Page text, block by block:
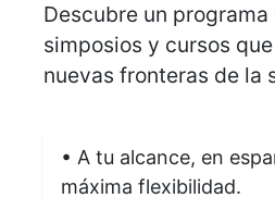
Descubre un programa
simposios y cursos
nuevas fronteras de la
• A tu alcance, en
máxima flexibilidad.